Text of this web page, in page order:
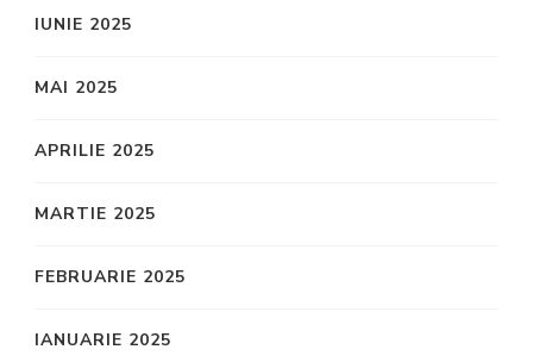
IUNIE 2025
MAI 2025
APRILIE 2025
MARTIE 2025
FEBRUARIE 2025
IANUARIE 2025